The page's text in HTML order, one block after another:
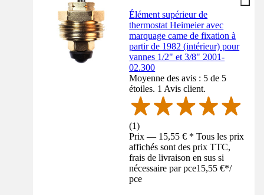
Élément supérieur de
thermostat Heimeier avec
marquage came de fixation à
partir de 1982 (intérieur) pour
vannes 1/2" et 3/8" 2001-
02.300
Moyenne des avis : 5 de 5
étoiles. 1 Avis client.
(1)
Prix — 15,55 € * Tous les prix
affichés sont des prix TTC,
frais de livraison en sus si
nécessaire par pce15,55 €*/
pce